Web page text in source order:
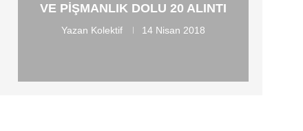
VE PIŞMANLIK DOLU 20 ALINTI
Yazan Kolektif 14 Nisan 2018